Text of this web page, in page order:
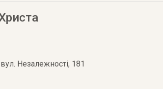
вул. Незалежності, 181